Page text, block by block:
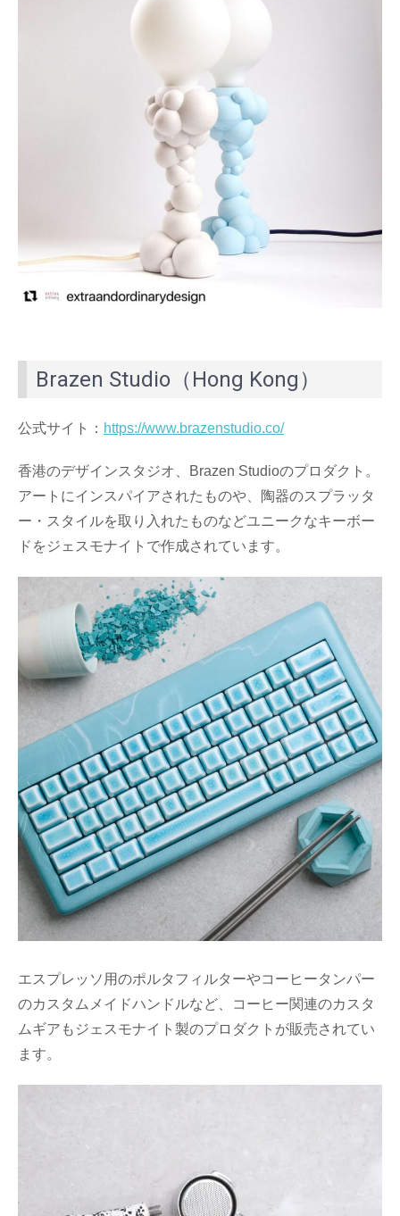
Brazen Studio（Hong Kong）
公式サイト： https://www.brazenstudio.co/
香港のデザインスタジオ、Brazen Studioのプロダクト。
アートにインスパイアされたものや、陶器のスプラッタ
ー・スタイルを取り入れたものなどユニークなキーボー
ドをジェスモナイトで作成されています。
エスプレッソ用のポルタフィルターやコーヒータンパー
のカスタムメイドハンドルなど、コーヒー関連のカスタ
ムギアもジェスモナイト製のプロダクトが販売されてい
ます。